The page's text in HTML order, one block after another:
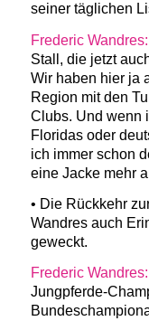
seiner täglichen
Frederic Wandres:
Stall, die jetzt
Wir haben hier ja
Region mit den
Clubs. Und wenn
Floridas oder
ich immer schon
eine Jacke mehr
• Die Rückkehr
Wandres auch
geweckt.
Frederic Wandres:
Jungpferde-